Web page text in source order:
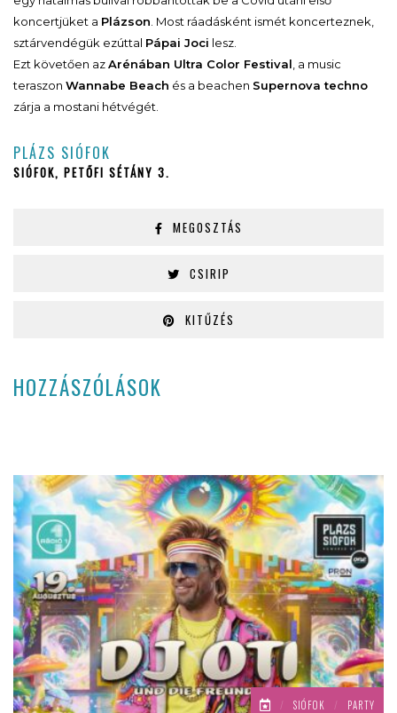
koncertjüket a Plázson. Most ráadásként ismét koncerteznek,
sztárvendégük ezúttal Pápai Joci lesz.
Ezt követően azArénában Ultra Color Festival, a music
teraszon Wannabe Beach és a beachen Supernova techno
zárja a mostani hétvégét.
PLÁZS SIÓFOK
SIÓFOK, PETŐFI SÉTÁNY 3.
MEGOSZTÁS
CSIRIP
KITŰZÉS
HOZZÁSZÓLÁSOK
/ SIÓFOK / PARTY